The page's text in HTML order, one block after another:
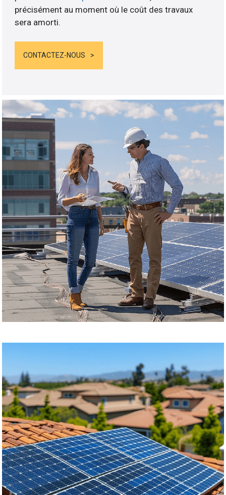
précisément au moment où le coût des travaux
sera amorti.
CONTACTEZ-NOUS